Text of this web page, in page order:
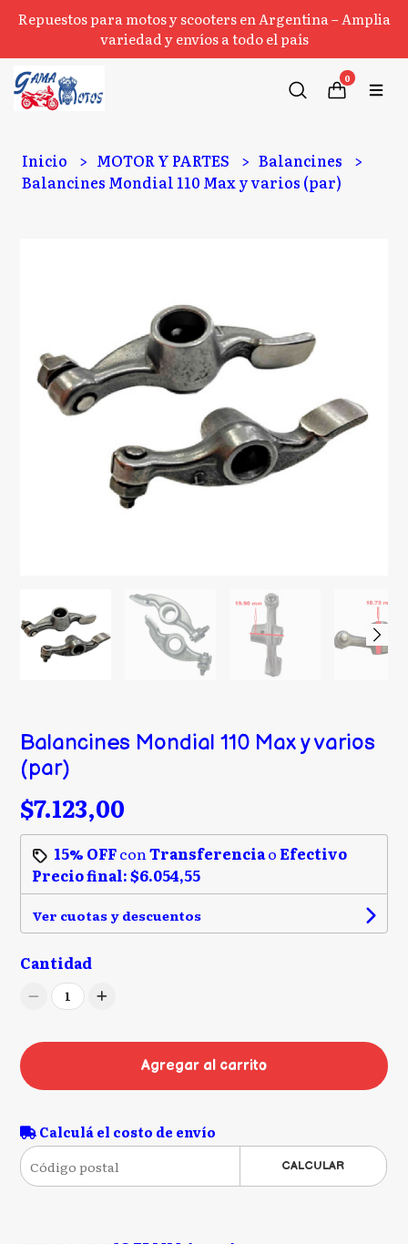
Repuestos para motos y scooters en Argentina – Amplia
variedad y envíos a todo el país
0
Inicio MOTOR Y PARTES
Balancines
Balancines Mondial 110 Max y varios (par)
Balancines Mondial 110 Max y varios
(par)
$7.123,00
15% OFFconTransferenciao Efectivo
Precio final:$6.054,55
Ver cuotas y descuentos
Cantidad
1
Agregar al carrito
Calculá el costo de envío
CALCULAR